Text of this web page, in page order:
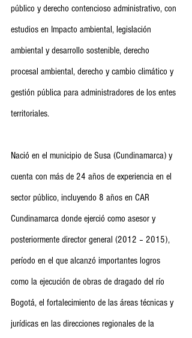
público y derecho contencioso administrativo, con
estudios en Impacto ambiental, legislación
ambiental y desarrollo sostenible, derecho
procesal ambiental, derecho y cambio climático y
gestión pública para administradores de los entes
territoriales.
Nació en el municipio de Susa (Cundinamarca) y
cuenta con más de 24 años de experiencia en el
sector público, incluyendo 8 años en CAR
Cundinamarca donde ejerció como asesor y
posteriormente director general (2012 – 2015),
período en el que alcanzó importantes logros
como la ejecución de obras de dragado del río
Bogotá, el fortalecimiento de las áreas técnicas y
jurídicas en las direcciones regionales de la